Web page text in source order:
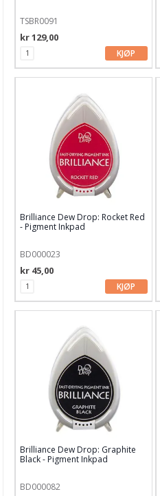
Motiv til kortlaging
Spesial Papir
Stæsj & pynt
Blekk, maling & tusj
Alkoholblekk
Archival Ink
Brilliance Blekk
Chalk Fluid Edger
Ciao Bella Ink
Cosmic Shimmer
Dina Wakley
Distress Crayons
Distress Ink
Distress Mediums
Distress Mini Ink Pads
Distress Oxide
Distress Oxide Spray
Distress Paints
TSBR0091
kr 129,00
KJØP
Brilliance Dew Drop: Rocket Red
- Pigment Inkpad
BD000023
kr 45,00
KJØP
Brilliance Dew Drop: Graphite
Black - Pigment Inkpad
BD000082